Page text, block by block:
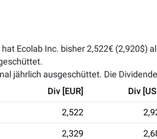
Ecolab Inc. bisher 2,522€
jährlich ausgeschüttet. Die
Div [EUR] Div
2,522
2,329